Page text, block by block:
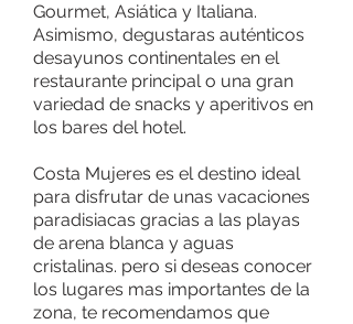
Gourmet, Asiática y Italiana.
Asimismo, degustaras auténticos
desayunos continentales en el
restaurante principal o una gran
variedad de snacks y aperitivos en
los bares del hotel.
Costa Mujeres es el destino ideal
para disfrutar de unas vacaciones
paradisiacas gracias a las playas
de arena blanca y aguas
cristalinas. pero si deseas conocer
los lugares mas importantes de la
zona, te recomendamos que